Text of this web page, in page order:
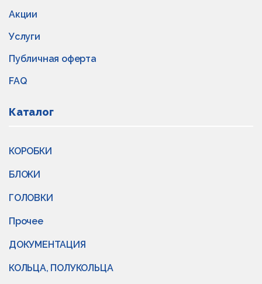
Акции
Услуги
Публичная оферта
FAQ
Каталог
КОРОБКИ
БЛОКИ
ГОЛОВКИ
Прочее
ДОКУМЕНТАЦИЯ
КОЛЬЦА, ПОЛУКОЛЬЦА